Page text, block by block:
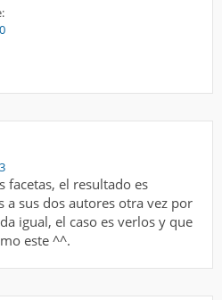
facetas, el resultado es
a sus dos autores otra vez por
igual, el caso es verlos y que
este ^^.